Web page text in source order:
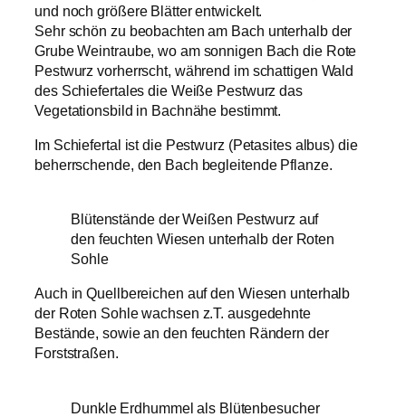
und noch größere Blätter entwickelt.
Sehr schön zu beobachten am Bach unterhalb der
Grube Weintraube, wo am sonnigen Bach die Rote
Pestwurz vorherrscht, während im schattigen Wald
des Schiefertales die Weiße Pestwurz das
Vegetationsbild in Bachnähe bestimmt.
Im Schiefertal ist die Pestwurz (Petasites albus) die
beherrschende, den Bach begleitende Pflanze.
Blütenstände der Weißen Pestwurz auf
den feuchten Wiesen unterhalb der Roten
Sohle
Auch in Quellbereichen auf den Wiesen unterhalb
der Roten Sohle wachsen z.T. ausgedehnte
Bestände, sowie an den feuchten Rändern der
Forststraßen.
Dunkle Erdhummel als Blütenbesucher